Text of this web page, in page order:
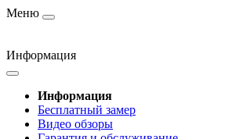
Меню
Информация
Информация
Бесплатный замер
Видео обзоры